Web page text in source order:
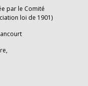
par le Comité
loi de 1901)